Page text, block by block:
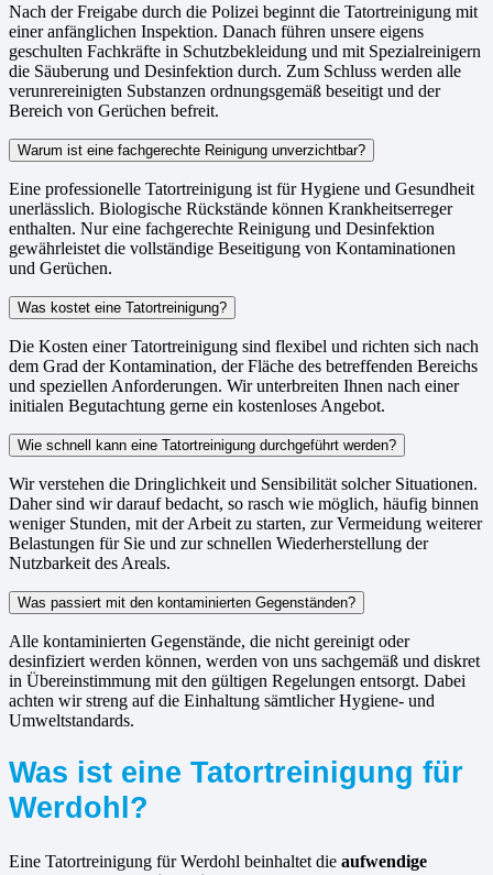
Nach der Freigabe durch die Polizei beginnt die Tatortreinigung mit
einer anfänglichen Inspektion. Danach führen unsere eigens
geschulten Fachkräfte in Schutzbekleidung und mit Spezialreinigern
die Säuberung und Desinfektion durch. Zum Schluss werden alle
verunrereinigten Substanzen ordnungsgemäß beseitigt und der
Bereich von Gerüchen befreit.
Warum ist eine fachgerechte Reinigung unverzichtbar?
Eine professionelle Tatortreinigung ist für Hygiene und Gesundheit
unerlässlich. Biologische Rückstände können Krankheitserreger
enthalten. Nur eine fachgerechte Reinigung und Desinfektion
gewährleistet die vollständige Beseitigung von Kontaminationen
und Gerüchen.
Was kostet eine Tatortreinigung?
Die Kosten einer Tatortreinigung sind flexibel und richten sich nach
dem Grad der Kontamination, der Fläche des betreffenden Bereichs
und speziellen Anforderungen. Wir unterbreiten Ihnen nach einer
initialen Begutachtung gerne ein kostenloses Angebot.
Wie schnell kann eine Tatortreinigung durchgeführt werden?
Wir verstehen die Dringlichkeit und Sensibilität solcher Situationen.
Daher sind wir darauf bedacht, so rasch wie möglich, häufig binnen
weniger Stunden, mit der Arbeit zu starten, zur Vermeidung weiterer
Belastungen für Sie und zur schnellen Wiederherstellung der
Nutzbarkeit des Areals.
Was passiert mit den kontaminierten Gegenständen?
Alle kontaminierten Gegenstände, die nicht gereinigt oder
desinfiziert werden können, werden von uns sachgemäß und diskret
in Übereinstimmung mit den gültigen Regelungen entsorgt. Dabei
achten wir streng auf die Einhaltung sämtlicher Hygiene- und
Umweltstandards.
Was ist eine Tatortreinigung für
Werdohl?
Eine Tatortreinigung für Werdohl beinhaltet die aufwendige